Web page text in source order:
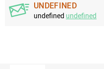
UNDEFINED
undefined undefined